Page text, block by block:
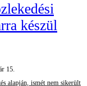
készül
15.
alapján, ismét nem sikerült